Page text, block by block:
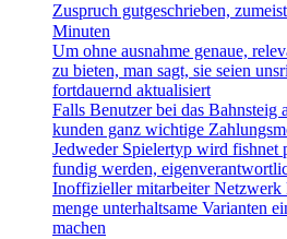
Zuspruch gutgeschrieben,
Minuten
Um ohne ausnahme genaue,
zu bieten, man sagt, sie seien
fortdauernd aktualisiert
Falls Benutzer bei das Bahnsteig
kunden ganz wichtige
Jedweder Spielertyp wird fishnet
fundig werden,
Inoffizieller mitarbeiter Netzwerk
menge unterhaltsame Varianten
machen